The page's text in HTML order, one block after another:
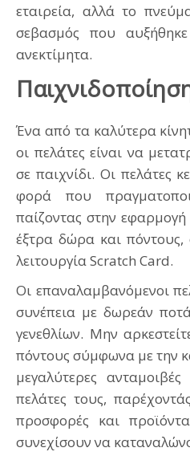
εταιρεία, αλλά το
σεβασμός που
ανεκτίμητα.
Ένα από τα καλύτερα
οι πελάτες είναι να
σε παιχνίδι. Οι πελάτες
φορά που
παίζοντας στην
έξτρα δώρα και πόντους,
λειτουργία Scratch Card.
Οι επαναλαμβανόμενοι
συνέπεια με δωρεάν
γενεθλίων. Μην
πόντους σύμφωνα με την
μεγαλύτερες
πελάτες τους,
προσφορές και
συνεχίσουν να